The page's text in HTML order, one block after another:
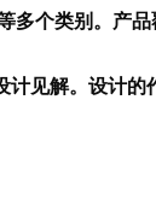
个类别。产
见解。设计